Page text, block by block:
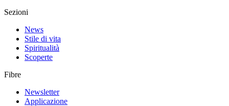
Sezioni
News
Stile di vita
Spiritualità
Scoperte
Fibre
Newsletter
Applicazione